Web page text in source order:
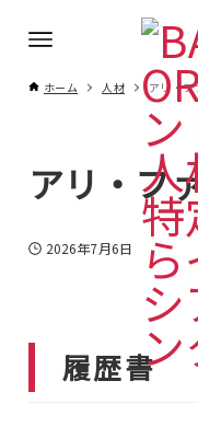
ホーム 人材 アリ・フ
アリ・フ
2026年7月6日
履歴書